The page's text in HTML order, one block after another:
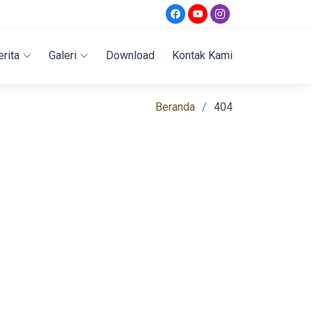
Galeri Download Kontak Kami
Beranda 404